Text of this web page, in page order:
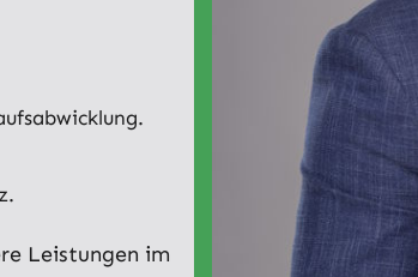
Leistungen im